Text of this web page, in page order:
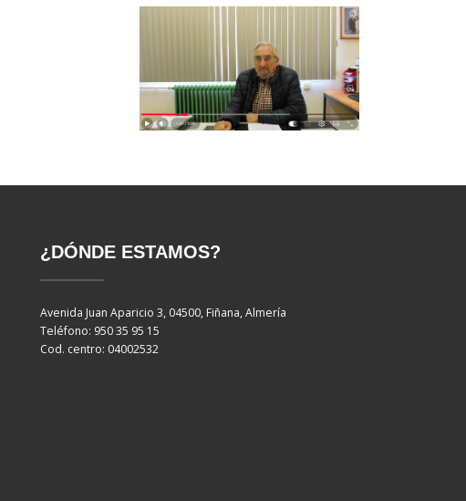
¿DÓNDE ESTAMOS?
Avenida Juan Aparicio 3, 04500, Fiñana, Almería
Teléfono: 950 35 95 15
Cod. centro: 04002532